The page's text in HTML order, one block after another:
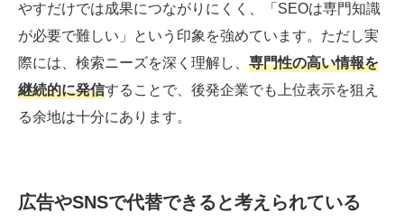
やすだけでは成果につながりにくく、「SEOは専門知識
が必要で難しい」という印象を強めています。ただし実
際には、検索ニーズを深く理解し、 専門性の高い情報を
継続的に発信することで、後発企業でも上位表示を狙え
る余地は十分にあります。
広告やSNSで代替できると考えられている